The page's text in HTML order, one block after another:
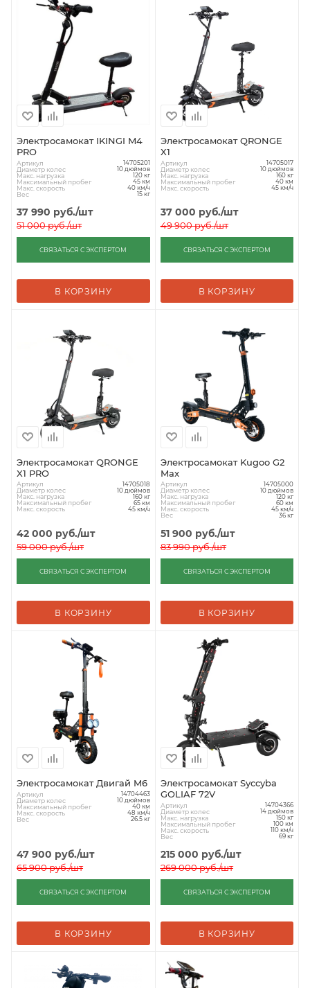
Электросамокат IKINGI M4
PRO
Артикул 14705201
Диаметр колес 10 дюймов
Макс. нагрузка 120 кг
Максимальный пробег 45 км
Макс. скорость 40 км/ч
Вес 15 кг
37 990 руб./шт
51 000руб./шт
СВЯЗАТЬСЯ С ЭКСПЕРТОМ
В КОРЗИНУ
Электросамокат QRONGE
X1
Артикул 14705017
Диаметр колес 10 дюймов
Макс. нагрузка 160 кг
Максимальный пробег 40 км
Макс. скорость 45 км/ч
37 000 руб./шт
49 900руб./шт
СВЯЗАТЬСЯ С ЭКСПЕРТОМ
В КОРЗИНУ
Электросамокат QRONGE
X1 PRO
Артикул 14705018
Диаметр колес 10 дюймов
Макс. нагрузка 160 кг
Максимальный пробег 65 км
Макс. скорость 45 км/ч
42 000 руб./шт
59 000руб./шт
СВЯЗАТЬСЯ С ЭКСПЕРТОМ
В КОРЗИНУ
Электросамокат Kugoo G2
Max
Артикул 14705000
Диаметр колес 10 дюймов
Макс. нагрузка 120 кг
Максимальный пробег 60 км
Макс. скорость 45 км/ч
Вес 36 кг
51 900 руб./шт
83 990руб./шт
СВЯЗАТЬСЯ С ЭКСПЕРТОМ
В КОРЗИНУ
Электросамокат Двигай M6
Артикул 14704463
Диаметр колес 10 дюймов
Максимальный пробег 40 км
Макс. скорость 48 км/ч
Вес 26.5 кг
47 900 руб./шт
65 900руб./шт
СВЯЗАТЬСЯ С ЭКСПЕРТОМ
В КОРЗИНУ
Электросамокат Syccyba
GOLIAF 72V
Артикул 14704366
Диаметр колес 14 дюймов
Макс. нагрузка 150 кг
Максимальный пробег 100 км
Макс. скорость 110 км/ч
Вес 69 кг
215 000 руб./шт
269 000руб./шт
СВЯЗАТЬСЯ С ЭКСПЕРТОМ
В КОРЗИНУ